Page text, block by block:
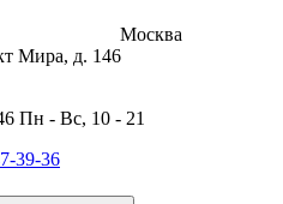
Москва
Мира, д. 146
Пн - Вс, 10 - 21
39-36